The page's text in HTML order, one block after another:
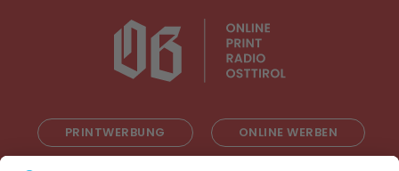
PRINTWERBUNG ONLINE WERBEN